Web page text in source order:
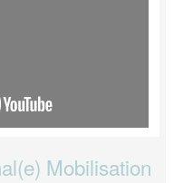
Mobilisation